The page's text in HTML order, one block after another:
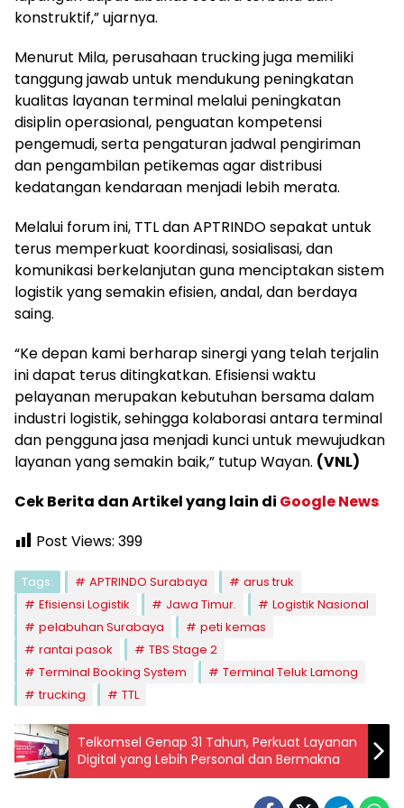
konstruktif,” ujarnya.
Menurut Mila, perusahaan trucking juga memiliki
tanggung jawab untuk mendukung peningkatan
kualitas layanan terminal melalui peningkatan
disiplin operasional, penguatan kompetensi
pengemudi, serta pengaturan jadwal pengiriman
dan pengambilan petikemas agar distribusi
kedatangan kendaraan menjadi lebih merata.
Melalui forum ini, TTL dan APTRINDO sepakat untuk
terus memperkuat koordinasi, sosialisasi, dan
komunikasi berkelanjutan guna menciptakan sistem
logistik yang semakin efisien, andal, dan berdaya
saing.
“Ke depan kami berharap sinergi yang telah terjalin
ini dapat terus ditingkatkan. Efisiensi waktu
pelayanan merupakan kebutuhan bersama dalam
industri logistik, sehingga kolaborasi antara terminal
dan pengguna jasa menjadi kunci untuk mewujudkan
layanan yang semakin baik,” tutup Wayan. (VNL)
Cek Berita dan Artikel yang lain di Google News
Post Views: 399
Tags: APTRINDO Surabaya
arus truk
Efisiensi Logistik
Jawa Timur.
Logistik Nasional
pelabuhan Surabaya
peti kemas
rantai pasok
TBS Stage 2
Terminal Booking System
Terminal Teluk Lamong
trucking
TTL
Telkomsel Genap 31 Tahun, Perkuat Layanan
Digital yang Lebih Personal dan Bermakna